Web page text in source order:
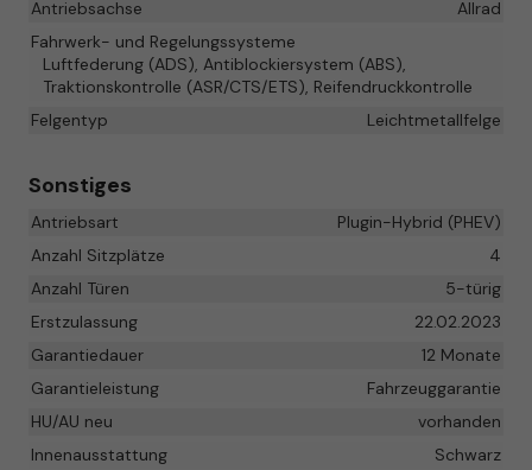
Antriebsachse
Allrad
Fahrwerk- und Regelungssysteme
Luftfederung (ADS), Antiblockiersystem (ABS),
Traktionskontrolle (ASR/CTS/ETS), Reifendruckkontrolle
Felgentyp
Leichtmetallfelge
Sonstiges
Antriebsart
Plugin-Hybrid (PHEV)
Anzahl Sitzplätze
4
Anzahl Türen
5-türig
Erstzulassung
22.02.2023
Garantiedauer
12 Monate
Garantieleistung
Fahrzeuggarantie
HU/AU neu
vorhanden
Innenausstattung
Schwarz